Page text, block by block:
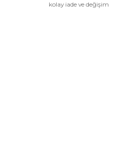
kolay iade ve değişim